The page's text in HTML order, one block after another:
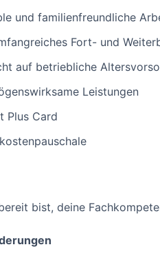
und familienfreundliche
Fort- und
auf betriebliche
Leistungen
Plus Card
bist, deine